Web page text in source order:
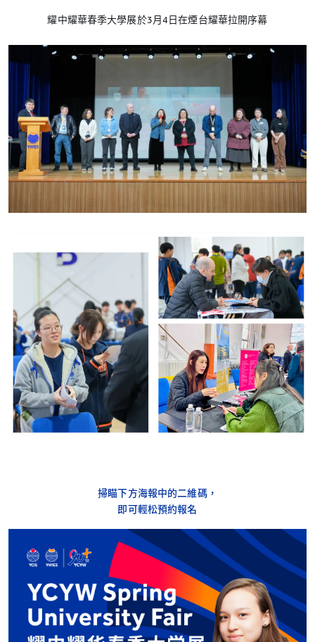
耀中耀華春季大學展於3月4日在煙台耀華拉開序幕
掃瞄下方海報中的二維碼，
即可輕松預約報名